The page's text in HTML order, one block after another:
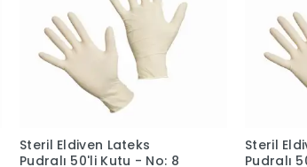
Steril Eldiven Lateks
Pudralı 50'li Kutu - No: 8
Steril
Pudralı